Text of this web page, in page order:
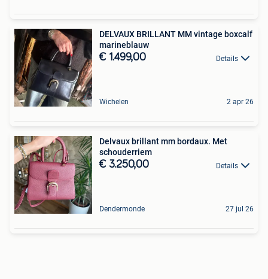
DELVAUX BRILLANT MM vintage boxcalf
marineblauw
€ 1.499,00 Details
Wichelen 2 apr 26
Delvaux brillant mm bordaux. Met
schouderriem
€ 3.250,00 Details
Dendermonde 27 jul 26